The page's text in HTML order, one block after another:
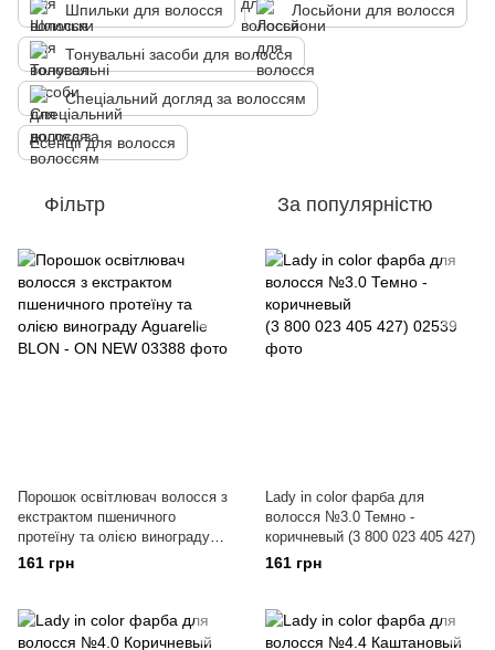
Шпильки для волосся Лосьйони для волосся
Тонувальні засоби для волосся
Спеціальний догляд за волоссям
Есенції для волосся
Фільтр За популярністю
Порошок освітлювач волосся з
екстрактом пшеничного
протеїну та олією винограду
Aguarelle BLON - ON NEW
161 грн
Lady in color фарба для
волосся №3.0 Темно -
коричневый (3 800 023 405 427)
161 грн